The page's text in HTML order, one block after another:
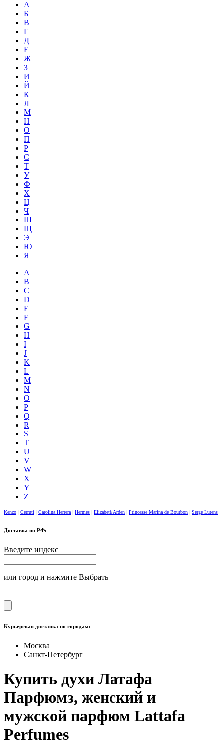
А
Б
В
Г
Д
Е
Ж
З
И
Й
К
Л
М
Н
О
П
Р
С
Т
У
Ф
Х
Ц
Ч
Ш
Щ
Э
Ю
Я
A
B
C
D
E
F
G
H
I
J
K
L
M
N
O
P
Q
R
S
T
U
V
W
X
Y
Z
Kenzo Cerruti Carolina Herrera Hermes Elizabeth Arden Princesse Marina de Bourbon Serge Lutens
Доставка по РФ:
Введите индекс
или город и нажмите Выбрать
Курьерская доставка по городам:
Москва
Санкт-Петербург
Купить духи Латафа
Парфюмз, женский и
мужской парфюм Lattafa
Perfumes